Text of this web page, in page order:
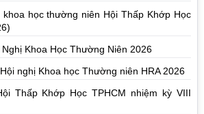
học thường niên Hội Thấp Khớp Học
Khoa Học Thường Niên 2026
nghị Khoa học Thường niên HRA 2026
Thấp Khớp Học TPHCM nhiệm kỳ VIII